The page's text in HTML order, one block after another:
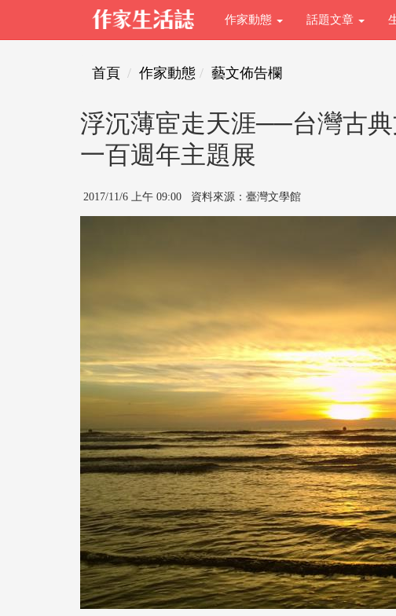
作家動態 話題文章
首頁 作家動態 藝文佈告欄
浮沉薄宦走天涯──台灣古
一百週年主題展
2017/11/6 上午 09:00 資料來源：臺灣文學館